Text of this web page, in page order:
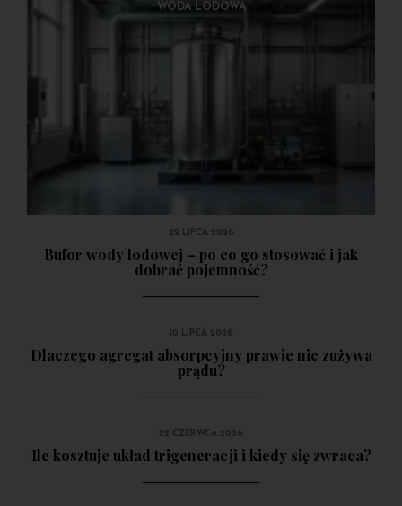
Agregaty absorpcyjne - przegląd zalet
WODA LODOWA
22 LIPCA 2026
Bufor wody lodowej – po co go stosować i jak
dobrać pojemność?
10 LIPCA 2026
Dlaczego agregat absorpcyjny prawie nie zużywa
prądu?
22 CZERWCA 2026
Ile kosztuje układ trigeneracji i kiedy się zwraca?